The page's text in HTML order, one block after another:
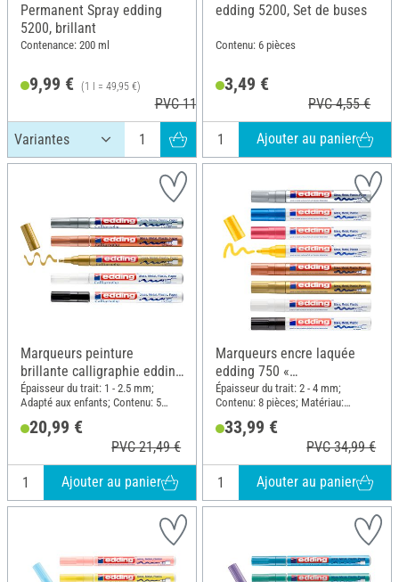
Permanent Spray edding
5200, brillant
Contenance: 200 ml
9,99 € (1 l = 49,95 €)
PVC 11,79 €
edding 5200, Set de buses
Contenu: 6 pièces
3,49 €
PVC 4,55 €
Ajouter au panier
Marqueurs peinture
brillante calligraphie edding
753, set de 5
Épaisseur du trait: 1 - 2.5 mm;
Adapté aux enfants; Contenu: 5
20,99 €
PVC 21,49 €
Ajouter au panier
Marqueurs encre laquée
edding 750 «
Metallic/Pastel », set de 8
Épaisseur du trait: 2 - 4 mm;
Contenu: 8 pièces; Matériau:
33,99 €
PVC 34,99 €
Ajouter au panier